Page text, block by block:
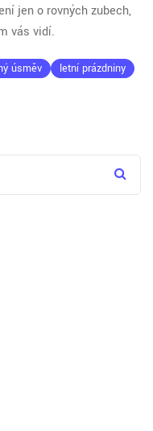
jen o rovných zubech,
vás vidí.
úsměv letní prázdniny